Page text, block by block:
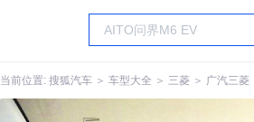
当前位置: 搜狐汽车 ＞ 车型大全 ＞ 三菱 ＞ 广汽三菱